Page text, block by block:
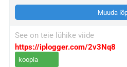
Muuda
See on teie lühike viide
https://iplogger.com/2v3Nq8
koopia